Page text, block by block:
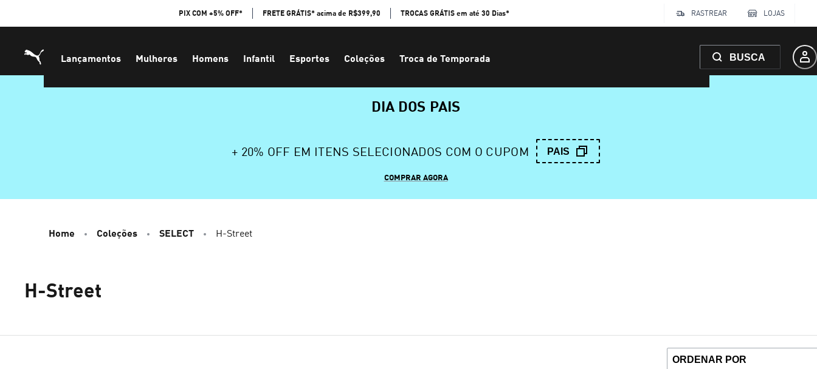
PIX COM +5% OFF* FRETE GRÁTIS* acima de R$399,90 TROCAS GRÁTIS em até 30 Dias* RASTREAR LOJAS
Lançamentos Mulheres Homens Infantil Esportes Coleções Troca de Temporada BUSCA
DIA DOS PAIS
+ 20% OFF EM ITENS SELECIONADOS COM O CUPOM PAIS
COMPRAR AGORA
Home Coleções SELECT H-Street
H-Street